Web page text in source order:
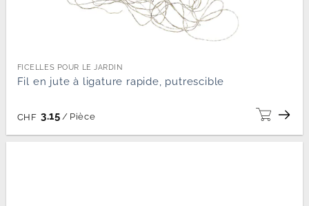
FICELLES POUR LE JARDIN
Fil en jute à ligature rapide, putrescible
CHF 3.15 / Pièce